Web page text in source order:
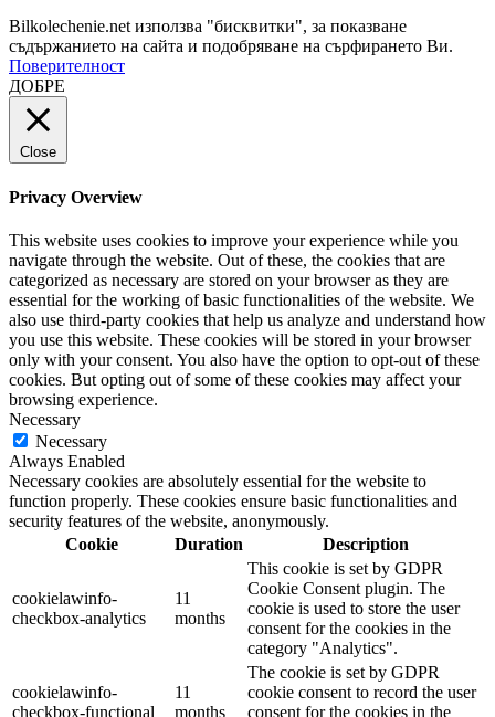
Bilkolechenie.net използва "бисквитки", за показване
съдържанието на сайта и подобряване на сърфирането Ви.
Поверителност
ДОБРЕ
Close
Privacy Overview
This website uses cookies to improve your experience while you
navigate through the website. Out of these, the cookies that are
categorized as necessary are stored on your browser as they are
essential for the working of basic functionalities of the website. We
also use third-party cookies that help us analyze and understand how
you use this website. These cookies will be stored in your browser
only with your consent. You also have the option to opt-out of these
cookies. But opting out of some of these cookies may affect your
browsing experience.
Necessary
Necessary
Always Enabled
Necessary cookies are absolutely essential for the website to
function properly. These cookies ensure basic functionalities and
security features of the website, anonymously.
Cookie
Duration Description
cookielawinfo-
checkbox-analytics
11
months
This cookie is set by GDPR
Cookie Consent plugin. The
cookie is used to store the user
consent for the cookies in the
category "Analytics".
cookielawinfo-
checkbox-functional
11
months
The cookie is set by GDPR
cookie consent to record the user
consent for the cookies in the